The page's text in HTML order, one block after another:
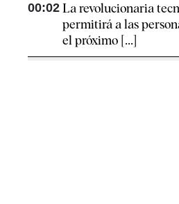
00:02 La revolucionaria
permitirá a las
el próximo [...]